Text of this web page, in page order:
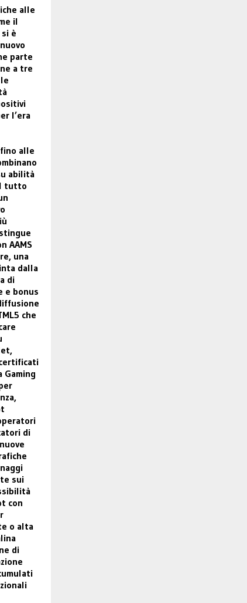
alle
il
è
parte
a tre
l’era
alle
abilità
tutto
AAMS
una
dalla
di
e bonus
che
certificati
Gaming
di
sui
con
o alta
di